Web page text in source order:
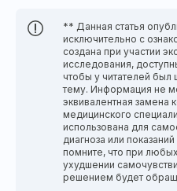
** Данная статья
исключительно с
создана при участии
исследования,
чтобы у читателей был
тему. Информация не
эквивалентная замена
медицинского
использована для
диагноза или
помните, что при
ухудшении
решением будет